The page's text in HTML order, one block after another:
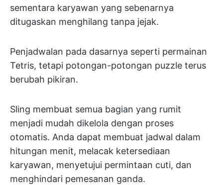
sementara karyawan yang sebenarnya
ditugaskan menghilang tanpa jejak.
Penjadwalan pada dasarnya seperti permainan
Tetris, tetapi potongan-potongan puzzle terus
berubah pikiran.
Sling membuat semua bagian yang rumit
menjadi mudah dikelola dengan proses
otomatis. Anda dapat membuat jadwal dalam
hitungan menit, melacak ketersediaan
karyawan, menyetujui permintaan cuti, dan
menghindari pemesanan ganda.